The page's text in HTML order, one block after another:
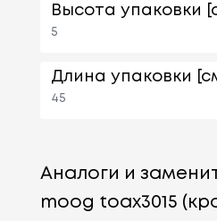
Высота упаковки
5
Длина упаковки
45
Аналоги и
moog toax3015